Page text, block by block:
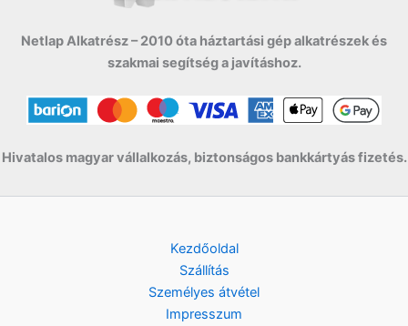
Netlap Alkatrész – 2010 óta háztartási gép alkatrészek és
szakmai segítség a javításhoz.
Hivatalos magyar vállalkozás, biztonságos bankkártyás fizetés.
Kezdőoldal
Szállítás
Személyes átvétel
Impresszum